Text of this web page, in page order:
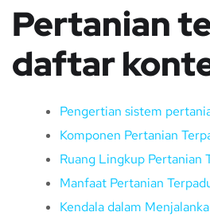
Pertanian
daftar
Pengertian sistem
Komponen Pertanian
Ruang Lingkup Pertanian
Manfaat Pertanian
Kendala dalam